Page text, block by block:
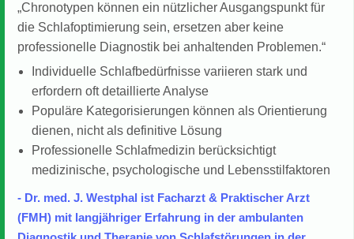
„Chronotypen können ein nützlicher Ausgangspunkt für
die Schlafoptimierung sein, ersetzen aber keine
professionelle Diagnostik bei anhaltenden Problemen.“
Individuelle Schlafbedürfnisse variieren stark und
erfordern oft detaillierte Analyse
Populäre Kategorisierungen können als Orientierung
dienen, nicht als definitive Lösung
Professionelle Schlafmedizin berücksichtigt
medizinische, psychologische und Lebensstilfaktoren
- Dr. med. J. Westphal ist Facharzt & Praktischer Arzt
(FMH) mit langjähriger Erfahrung in der ambulanten